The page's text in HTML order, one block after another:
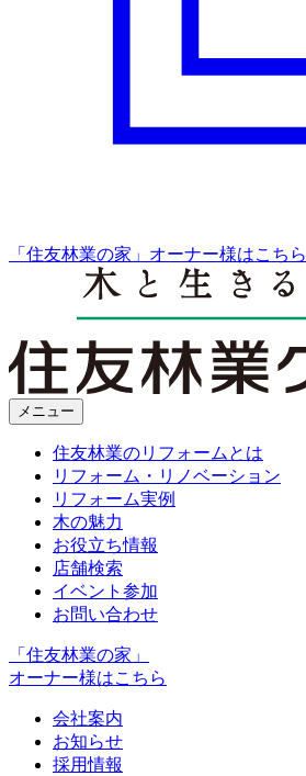
「住友林業の家」オーナー様はこちら
メニュー
住友林業のリフォームとは
リフォーム・リノベーション
リフォーム実例
木の魅力
お役立ち情報
店舗検索
イベント参加
お問い合わせ
「住友林業の家」
オーナー様はこちら
会社案内
お知らせ
採用情報